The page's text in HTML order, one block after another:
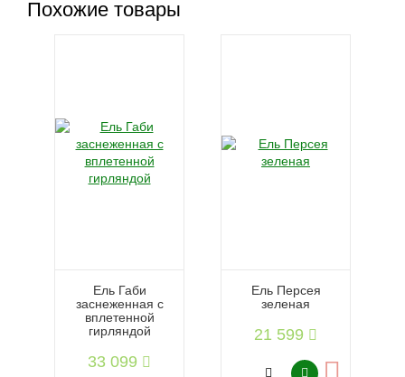
Похожие товары
Ель Габи
заснеженная с
вплетенной
гирляндой
33 099
Ель Персея
зеленая
21 599